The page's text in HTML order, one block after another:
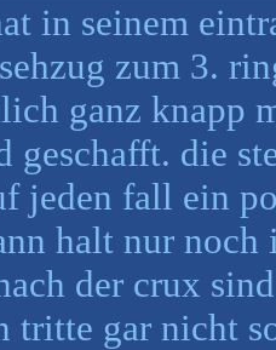
in seinem
zum 3.
ganz knapp
geschafft. die
jeden fall ein
halt nur
der crux
tritte gar nicht